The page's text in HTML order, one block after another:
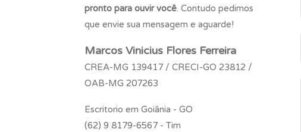
pronto para ouvir você. Contudo pedimos
que envie sua mensagem e aguarde!
Marcos Vinicius Flores Ferreira
CREA-MG 139417 / CRECI-GO 23812 /
OAB-MG 207263
Escritorio em Goiânia - GO
(62) 9 8179-6567 - Tim